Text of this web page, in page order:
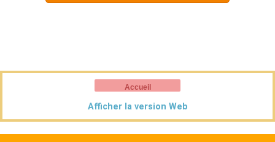
Accueil
Afficher la version Web